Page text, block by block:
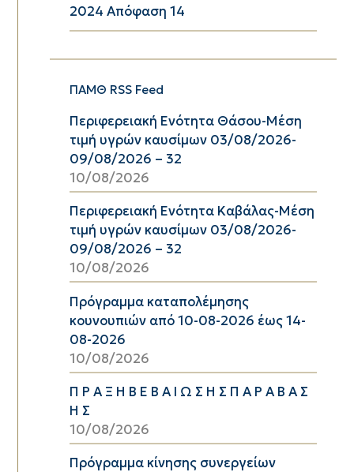
2024 Απόφαση 14
ΠΑΜΘ RSS Feed
Περιφερειακή Ενότητα Θάσου-Μέση
τιμή υγρών καυσίμων 03/08/2026-
09/08/2026 – 32
10/08/2026
Περιφερειακή Ενότητα Καβάλας-Μέση
τιμή υγρών καυσίμων 03/08/2026-
09/08/2026 – 32
10/08/2026
Πρόγραμμα καταπολέμησης
κουνουπιών από 10-08-2026 έως 14-
08-2026
10/08/2026
Π Ρ Α Ξ Η Β Ε Β Α Ι Ω Σ Η Σ Π Α Ρ Α Β Α Σ
Η Σ
10/08/2026
Πρόγραμμα κίνησης συνεργείων